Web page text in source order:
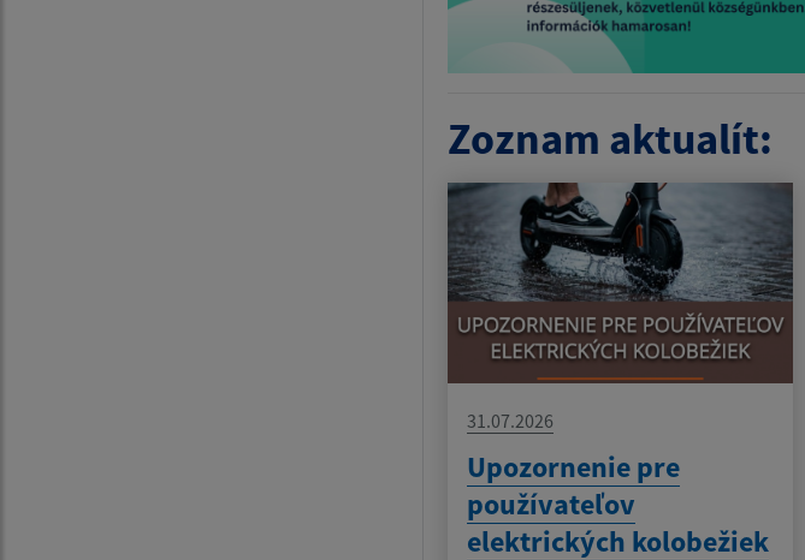
Zoznam aktualít:
31.07.2026
Upozornenie pre
používateľov
elektrických kolobežiek